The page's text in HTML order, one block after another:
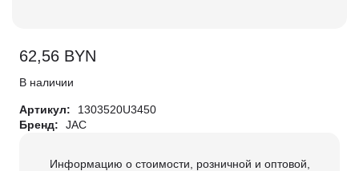
62,56 BYN
В наличии
Артикул:
1303520U3450
Бренд:
JAC
Информацию о стоимости, розничной и оптовой,